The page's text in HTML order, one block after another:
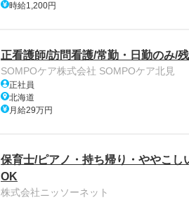
時給1,200円
正看護師/訪問看護/常勤・日勤のみ/
SOMPOケア株式会社 SOMPOケア北見
正社員
北海道
月給29万円
保育士/ピアノ・持ち帰り・ややこ
OK
株式会社ニッソーネット